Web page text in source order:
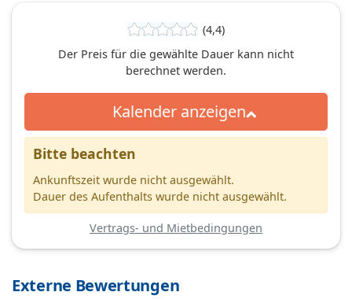
(4,4)
Der Preis für die gewählte Dauer kann nicht
berechnet werden.
Kalender anzeigen
Bitte beachten
Ankunftszeit wurde nicht ausgewählt.
Dauer des Aufenthalts wurde nicht ausgewählt.
Vertrags- und Mietbedingungen
Externe Bewertungen